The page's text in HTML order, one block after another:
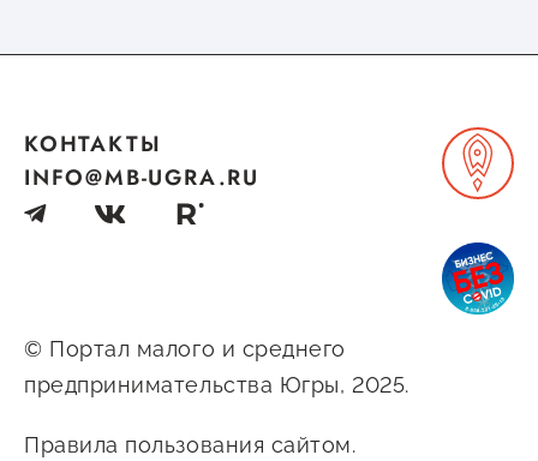
© Портал малого и среднего
предпринимательства Югры, 2025.
Правила пользования сайтом.
КОНТАКТЫ
INFO@MB-UGRA.RU